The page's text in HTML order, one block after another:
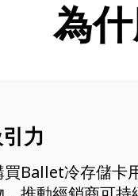
為
力
Ballet冷存儲卡